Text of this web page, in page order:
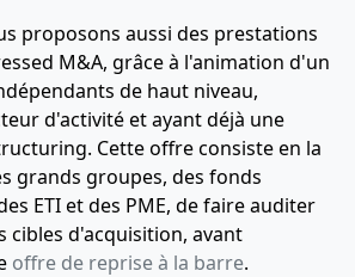
proposons aussi des prestations
M&A, grâce à l'animation d'un
de haut niveau,
d'activité et ayant déjà une
Cette offre consiste en la
grands groupes, des fonds
ETI et des PME, de faire auditer
cibles d'acquisition, avant
offre de reprise à la barre.